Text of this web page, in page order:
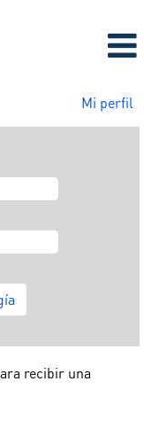
Mi perfil
recibir una